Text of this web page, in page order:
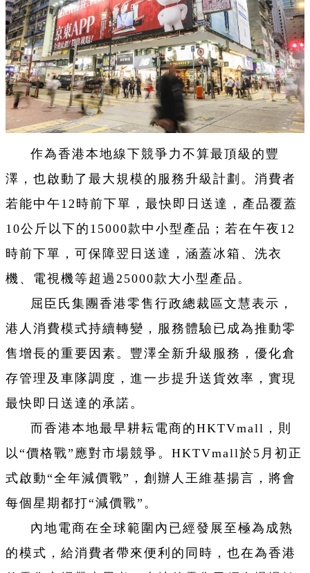
作為香港本地線下競爭力不算最頂級的豐
澤，也啟動了最大規模的服務升級計劃。消費者
若能中午12時前下單，最快即日送達，產品覆蓋
10公斤以下的15000款中小型產品；若在午夜12
時前下單，可保障翌日送達，涵蓋冰箱、洗衣
機、電視機等超過25000款大小型產品。
屈臣氏集團香港零售行政總裁區文慧表示，
港人消費模式持續轉變，服務體驗已成為推動零
售增長的重要因素。豐澤全新升級服務，優化倉
存管理及車隊調度，進一步提升送貨效率，實現
最快即日送達的承諾。
而香港本地最早耕耘電商的HKTVmall，則
以“價格戰”應對市場競爭。HKTVmall於5月初正
式啟動“全年減價戰”，創辦人王維基揚言，將會
每個星期都打“減價戰”。
內地電商在全球範圍內已經發展至極為成熟
的模式，給消費者帶來便利的同時，也在為香港